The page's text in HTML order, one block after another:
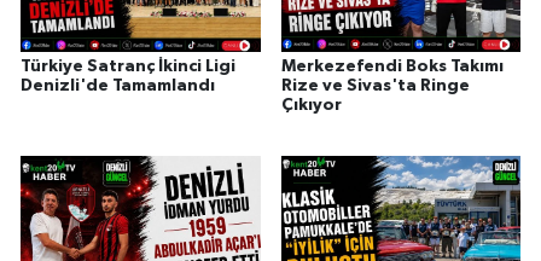
Türkiye Satranç İkinci Ligi
Denizli'de Tamamlandı
Merkezefendi Boks Takımı
Rize ve Sivas'ta Ringe
Çıkıyor